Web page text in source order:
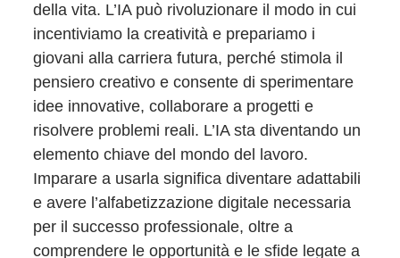
della vita. L’IA può rivoluzionare il modo in cui
incentiviamo la creatività e prepariamo i
giovani alla carriera futura, perché stimola il
pensiero creativo e consente di sperimentare
idee innovative, collaborare a progetti e
risolvere problemi reali. L’IA sta diventando un
elemento chiave del mondo del lavoro.
Imparare a usarla significa diventare adattabili
e avere l’alfabetizzazione digitale necessaria
per il successo professionale, oltre a
comprendere le opportunità e le sfide legate a